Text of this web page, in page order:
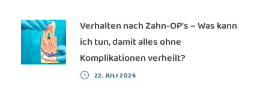
Verhalten nach Zahn-OP’s – Was kann
ich tun, damit alles ohne
Komplikationen verheilt?
22. JULI 2026